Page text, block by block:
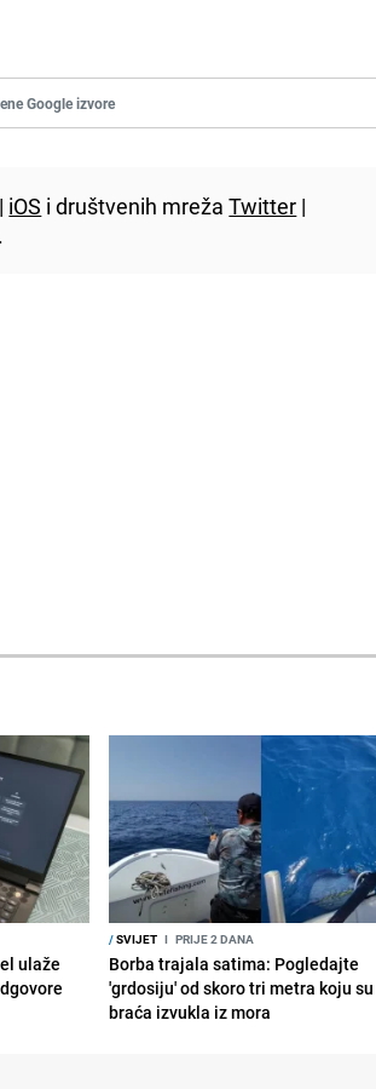
Google izvore
| iOS i društvenih mrežaTwitter |
ulaže
/SVIJET I PRIJE 2 DANA
Borba trajala satima: Pogledajte
'grdosiju' od skoro tri metra koju su
braća izvukla iz mora